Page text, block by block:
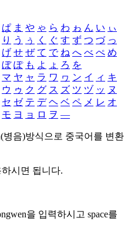
ぱ ま や ゃ ら わ ゎ ん い ぃ
り う ぅ く ぐ す ず つ づ っ
げ せ ぜ て で ね へ べ ぺ め
ぼ ぽ も よ ょ ろ を
マ ヤ ャ ラ ワ ヮ ン イ ィ キ
ウ ゥ ク グ ス ズ ツ ヅ ッ ヌ
セ ゼ テ デ ヘ ベ ペ メ レ オ
モ ヨ ョ ロ ヲ ―
병음)방식으로 중국어를 변환
시면 됩니다.
을 입력하시고 space를